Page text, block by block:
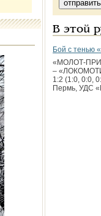
В этой
Бой с тенью
«МОЛОТ-
–
1:2 (1:0, 0:0,
Пермь, УДС